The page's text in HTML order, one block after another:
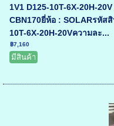
1V1 D125-10T-6X-20H-
CBN170ยี่ห้อ : SOLARรหัส
10T-6X-20H-20Vความละ...
฿7,160
มีสินค้า